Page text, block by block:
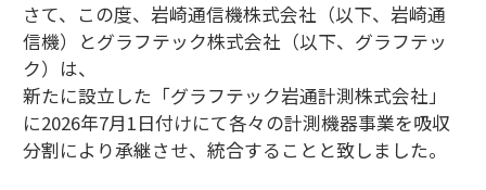
さて、この度、岩崎通信機株式会社（以下、岩崎通
信機）とグラフテック株式会社（以下、グラフテッ
ク）は、
新たに設立した「グラフテック岩通計測株式会社」
に2026年7月1日付けにて各々の計測機器事業を吸収
分割により承継させ、統合することと致しました。